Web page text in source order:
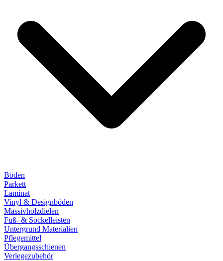
Böden
Parkett
Laminat
Vinyl & Designböden
Massivholzdielen
Fuß- & Sockelleisten
Untergrund Materialien
Pflegemittel
Übergangsschienen
Verlegezubehör